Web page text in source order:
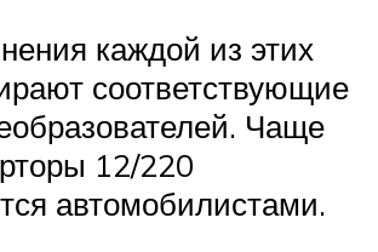
каждой из этих
соответствующие
Чаще
12/220
автомобилистами.